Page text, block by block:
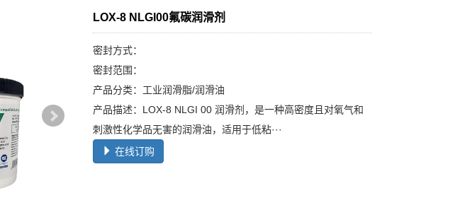
LOX-8 NLGI00氟碳润滑剂
密封方式：
密封范围：
产品分类：工业润滑脂/润滑油
产品描述：LOX-8 NLGI 00 润滑剂，是一种高密度且对氧气和
刺激性化学品无害的润滑油，适用于低粘···
在线订购